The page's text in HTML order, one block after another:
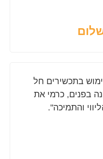
בתכשירים חל
בפנים, כרמי את
והתמיכה".